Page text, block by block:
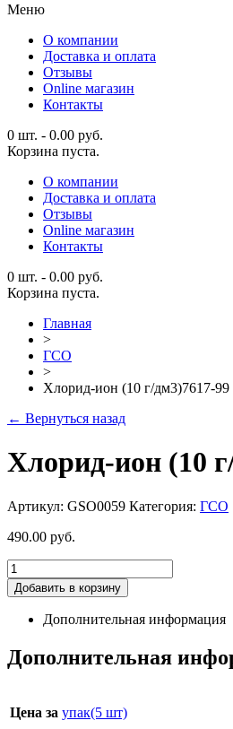
Меню
О компании
Доставка и оплата
Отзывы
Online магазин
Контакты
0 шт. - 0.00 руб.
Корзина пуста.
О компании
Доставка и оплата
Отзывы
Online магазин
Контакты
0 шт. - 0.00 руб.
Корзина пуста.
Главная
>
ГСО
>
Хлорид-ион (10 г/дм3)7617-99
← Вернуться назад
Хлорид-ион (10
Артикул: GSO0059 Категория: ГСО
490.00 руб.
Добавить в корзину
Дополнительная информация
Дополнительная
Цена за упак(5 шт)